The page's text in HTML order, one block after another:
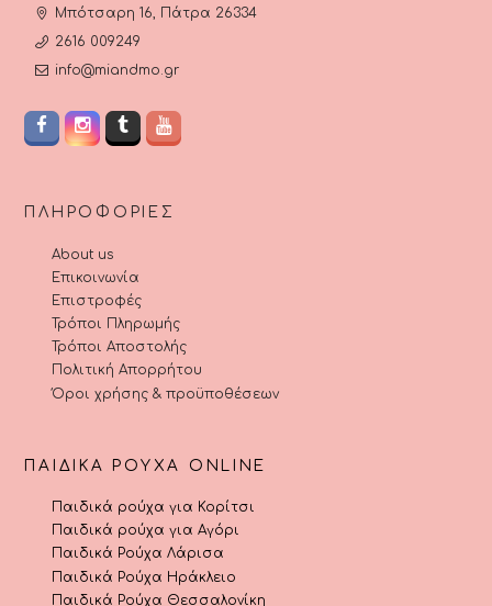
Μπότσαρη 16, Πάτρα 26334
2616 009249
info@miandmo.gr
ΠΛΗΡΟΦΟΡΊΕΣ
About us
Επικοινωνία
Επιστροφές
Τρόποι Πληρωμής
Τρόποι Αποστολής
Πολιτική Απορρήτου
Όροι χρήσης & προϋποθέσεων
ΠΑΙΔΙΚΆ ΡΟΎΧΑ ONLINE
Παιδικά ρούχα για Κορίτσι
Παιδικά ρούχα για Αγόρι
Παιδικά Ρούχα Λάρισα
Παιδικά Ρούχα Ηράκλειο
Παιδικά Ρούχα Θεσσαλονίκη